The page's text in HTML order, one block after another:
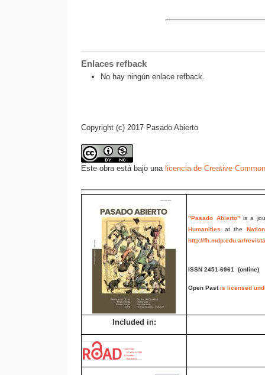
Enlaces refback
No hay ningún enlace refback.
Copyright (c) 2017 Pasado Abierto
Este obra está bajo una licencia de Creative
"Pasado Abierto" is a
Humanities
at the
http://fh.mdp.edu.ar/
ISSN 2451-6961(online)
Open Pastis licensed
Included in: